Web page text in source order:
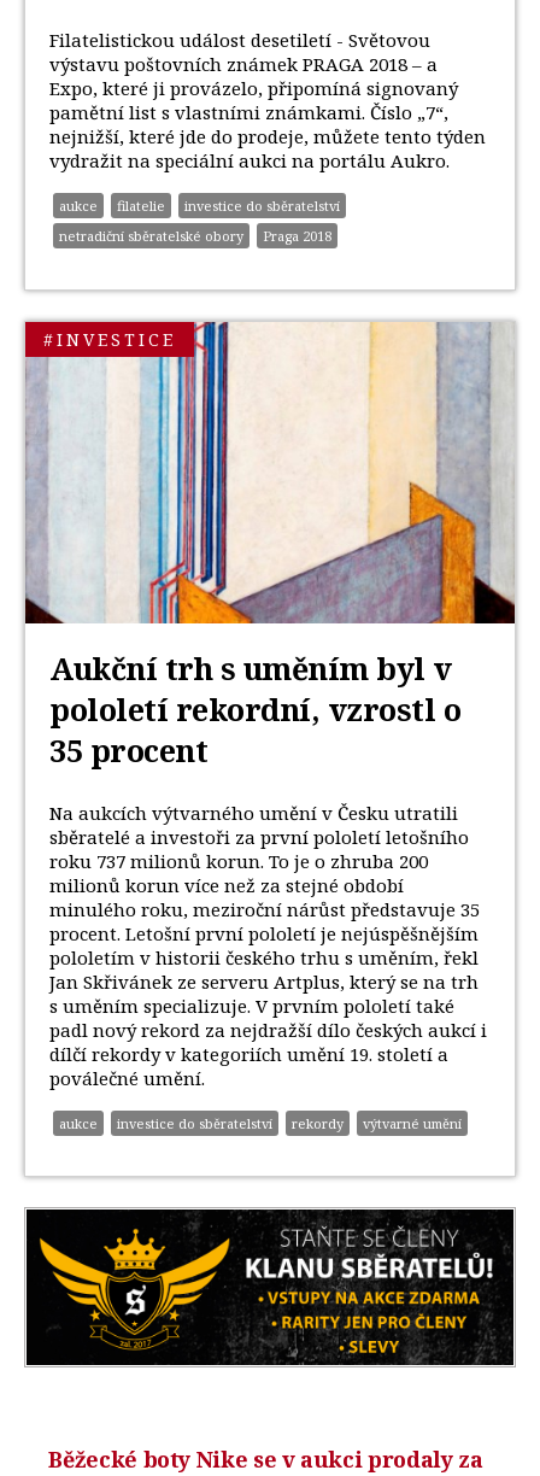
Filatelistickou událost desetiletí - Světovou
výstavu poštovních známek PRAGA 2018 – a
Expo, které ji provázelo, připomíná signovaný
pamětní list s vlastními známkami. Číslo „7“,
nejnižší, které jde do prodeje, můžete tento týden
vydražit na speciální aukci na portálu Aukro.
aukce filatelie
investice do sběratelství
netradiční sběratelské obory
Praga 2018
#INVESTICE
Aukční trh s uměním byl v
pololetí rekordní, vzrostl o
35 procent
Na aukcích výtvarného umění v Česku utratili
sběratelé a investoři za první pololetí letošního
roku 737 milionů korun. To je o zhruba 200
milionů korun více než za stejné období
minulého roku, meziroční nárůst představuje 35
procent. Letošní první pololetí je nejúspěšnějším
pololetím v historii českého trhu s uměním, řekl
Jan Skřivánek ze serveru Artplus, který se na trh
s uměním specializuje. V prvním pololetí také
padl nový rekord za nejdražší dílo českých aukcí i
dílčí rekordy v kategoriích umění 19. století a
poválečné umění.
aukce investice do sběratelství rekordy výtvarné umění
Běžecké boty Nike se v aukci prodaly za